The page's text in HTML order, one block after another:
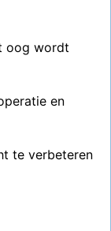
oog wordt
en
te verbeteren